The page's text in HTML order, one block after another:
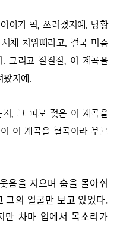
아가 픽, 쓰러졌지예. 당황
체 치워삐라고. 결국 머슴
그리고 질질질, 이 계곡을
왔지예.
, 그 피로 젖은 이 계곡을
이 계곡을 혈곡이라 부르
음을 지으며 숨을 몰아쉬
그의 얼굴만 보고 있었다.
만 차마 입에서 목소리가